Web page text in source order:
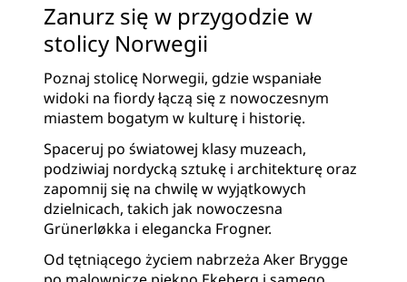
Zanurz się w przygodzie w
stolicy Norwegii
Poznaj stolicę Norwegii, gdzie wspaniałe
widoki na fiordy łączą się z nowoczesnym
miastem bogatym w kulturę i historię.
Spaceruj po światowej klasy muzeach,
podziwiaj nordycką sztukę i architekturę oraz
zapomnij się na chwilę w wyjątkowych
dzielnicach, takich jak nowoczesna
Grünerløkka i elegancka Frogner.
Od tętniącego życiem nabrzeża Aker Brygge